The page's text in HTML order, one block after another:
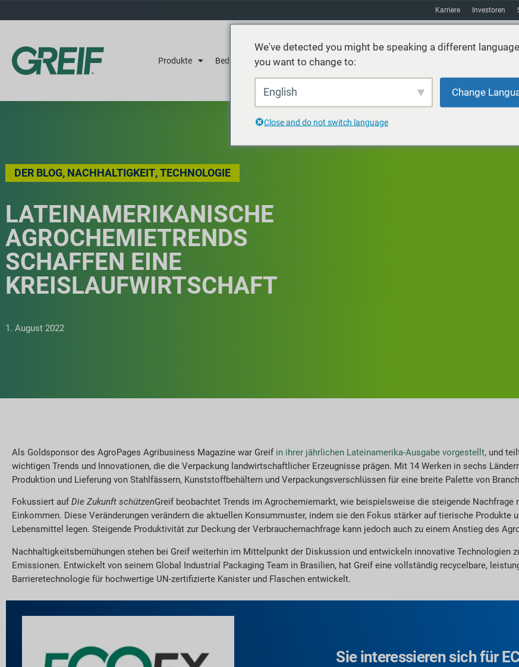
Karriere Investoren
Produkte Bedienung Nachhaltigkeit Absatzmarkt
DER BLOG, NACHHALTIGKEIT,TECHNOLOGIE
LATEINAMERIKANISCHE
AGROCHEMIETRENDS
SCHAFFEN EINE
KREISLAUFWIRTSCHAFT
1. August 2022
Als Goldsponsor des AgroPages Agribusiness Magazine war Greif in ihrer jährlichen Lateinamerika-Ausgabe vorgestellt, und
wichtigen Trends und Innovationen, die die Verpackung landwirtschaftlicher Erzeugnisse prägen. Mit 14 Werken in sechs
Produktion und Lieferung von Stahlfässern, Kunststoffbehältern und Verpackungsverschlüssen für eine breite Palette von
Fokussiert auf Die Zukunft schützenGreif beobachtet Trends im Agrochemiemarkt, wie beispielsweise die steigende Nachfrage
Einkommen. Diese Veränderungen verändern die aktuellen Konsummuster, indem sie den Fokus stärker auf tierische Produkte
Lebensmittel legen. Steigende Produktivität zur Deckung der Verbrauchernachfrage kann jedoch auch zu einem Anstieg des
Nachhaltigkeitsbemühungen stehen bei Greif weiterhin im Mittelpunkt der Diskussion und entwickeln innovative Technologien
Emissionen. Entwickelt von seinem Global Industrial Packaging Team in Brasilien, hat Greif eine vollständig recycelbare,
Barrieretechnologie für hochwertige UN-zertifizierte Kanister und Flaschen entwickelt.
Sie interessieren sich für
We've detected you might be speaking a different
you want to change to:
English Change
Close and do not switch language